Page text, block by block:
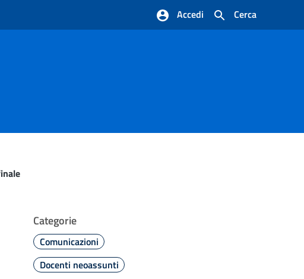
Cerca
Accedi
Categorie
Comunicazioni
Docenti neoassunti